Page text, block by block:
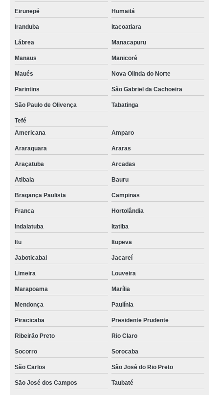
Eirunepé Humaitá
Iranduba Itacoatiara
Lábrea Manacapuru
Manaus Manicoré
Maués Nova Olinda do Norte
Parintins São Gabriel da Cachoeira
São Paulo de Olivença Tabatinga
Tefé
Americana
Amparo
Araraquara Araras
Araçatuba Arcadas
Atibaia Bauru
Bragança Paulista Campinas
Franca Hortolândia
Indaiatuba Itatiba
Itu Itupeva
Jaboticabal Jacareí
Limeira Louveira
Marapoama Marília
Mendonça Paulínia
Piracicaba Presidente Prudente
Ribeirão Preto Rio Claro
Socorro Sorocaba
São Carlos São José do Rio Preto
São José dos Campos Taubaté